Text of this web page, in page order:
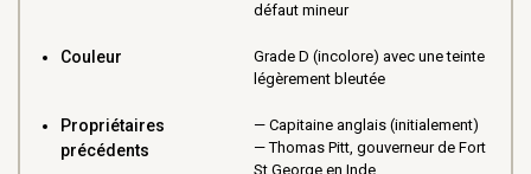
défaut mineur
Couleur
Grade D (incolore) avec une teinte
légèrement bleutée
Propriétaires
précédents
Capitaine anglais (initialement)
Thomas Pitt, gouverneur de Fort
St George en Inde